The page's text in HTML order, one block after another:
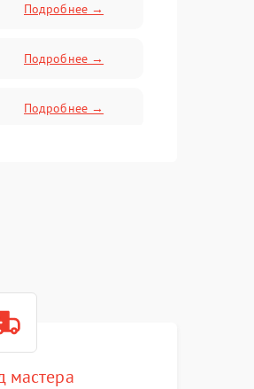
Подробнее →
Подробнее →
Подробнее →
мастера